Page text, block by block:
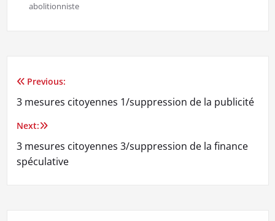
abolitionniste
Navigation
de
l’article
Previous:
3 mesures citoyennes 1/suppression de la publicité
Next:
3 mesures citoyennes 3/suppression de la finance
spéculative